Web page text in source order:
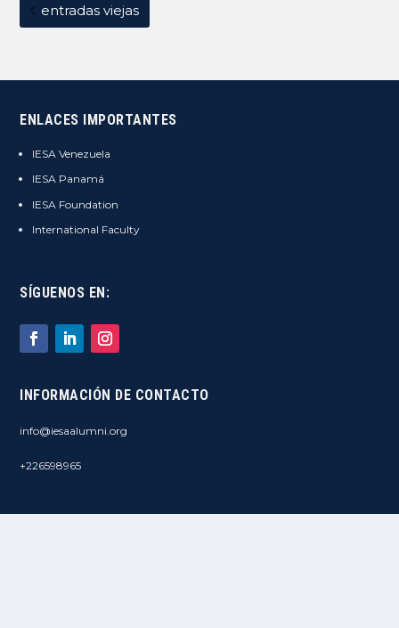
entradas viejas
ENLACES IMPORTANTES
IESA Venezuela
IESA Panamá
IESA Foundation
International Faculty
SÍGUENOS EN:
INFORMACIÓN DE CONTACTO
info@iesaalumni.org
+226598965